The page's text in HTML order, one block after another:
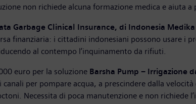
non richiede alcuna formazione medica e aiuta
Garbage Clinical Insurance, di Indonesia Medika
finanziaria: i cittadini indonesiani possono usare i
al contempo l’inquinamento da rifiuti.
euro per la soluzione Barsha Pump – Irrigazione
per pompare acqua, a prescindere dalla
Necessita di poca manutenzione e non